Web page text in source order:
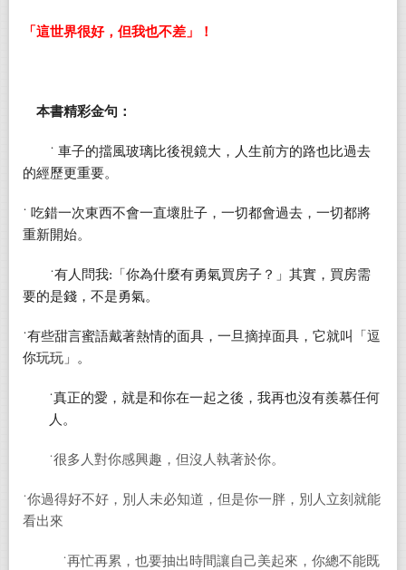
「 這世界很好，但我也不差 」！
本書精彩金句：
˙ 車子的擋風玻璃比後視鏡大，人生前方的路也比過去
的經歷更重要。
˙ 吃錯一次東西不會一直壞肚子，一切都會過去，一切都將
重新開始。
˙有人問我: 「你為什麼有勇氣買房子？」其實，買房需
要的是錢，不是勇氣。
˙有些甜言蜜語戴著熱情的面具，一旦摘掉面具，它就叫
「逗
你玩玩」
。
˙真正的愛，就是和你在一起之後，我再也沒有羨慕任何
人。
˙很多人對你感興趣，但沒人執著於你。
˙你過得好不好，別人未必知道，但是你一胖，別人立刻就能
看出來
˙再忙再累，也要抽出時間讓自己美起來，你總不能既